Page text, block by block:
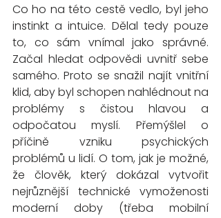
Co ho na této cestě vedlo, byl jeho
instinkt a intuice. Dělal tedy pouze
to, co sám vnímal jako správné.
Začal hledat odpovědi uvnitř sebe
samého. Proto se snažil najít vnitřní
klid, aby byl schopen nahlédnout na
problémy s čistou hlavou a
odpočatou myslí. Přemýšlel o
příčině vzniku psychických
problémů u lidí. O tom, jak je možné,
že člověk, který dokázal vytvořit
nejrůznější technické vymoženosti
moderní doby (třeba mobilní